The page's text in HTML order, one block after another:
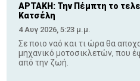
ΑΡΤΑΚΗ: Την Πέμπτη το
Κατσέλη
4 Αυγ 2026, 5:23 μ.μ.
Σε ποιο ναό και τι ώρα θα
μηχανικό μοτοσικλετών, που
από την ζωή.